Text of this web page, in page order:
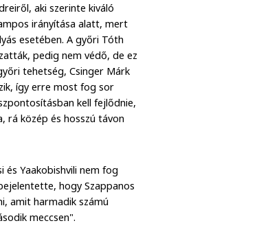
aki szerinte kiváló
irányítása alatt, mert
esetében. A győri Tóth
pedig nem védő, de ez
tehetség, Csinger Márk
így erre most fog sor
kell fejlődnie,
rá közép és hosszú távon
Yaakobishvili nem fog
hogy Szappanos
amit harmadik számú
meccsen".